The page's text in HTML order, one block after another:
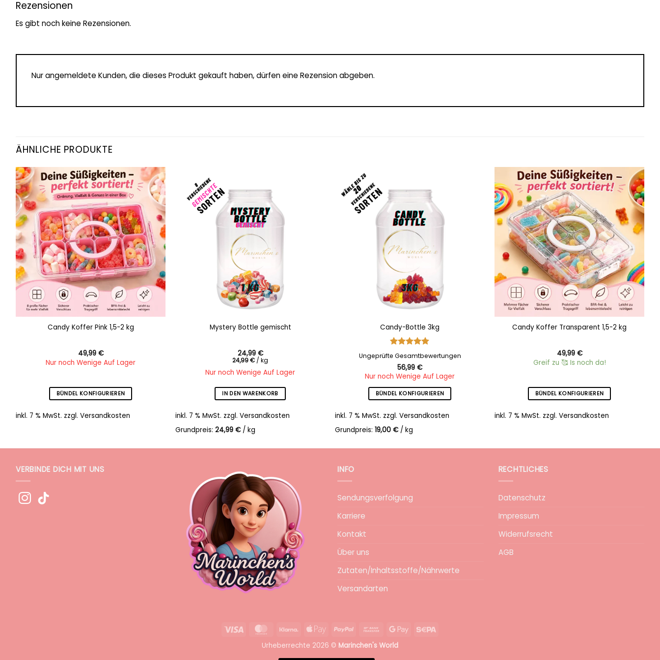
Rezensionen
Es gibt noch keine Rezensionen.
Nur angemeldete Kunden, die dieses Produkt gekauft haben, dürfen eine Rezension abgeben.
ÄHNLICHE PRODUKTE
Add to
wishlist
Candy Koffer Pink 1,5-2 kg
49,99 €
Nur noch Wenige Auf Lager
BÜNDEL KONFIGURIEREN
inkl. 7 % MwSt. zzgl. Versandkosten
Mystery Bottle gemischt
24,99 €
24,99€ / kg
Nur noch Wenige Auf Lager
IN DEN WARENKORB
inkl. 7 % MwSt. zzgl. Versandkosten
Grundpreis: 24,99 €/ kg
Candy-Bottle 3kg
Bewertet
mit5von
Ungeprüfte Gesamtbewertungen
56,99 €
Nur noch Wenige Auf Lager
BÜNDEL KONFIGURIEREN
inkl. 7 % MwSt. zzgl. Versandkosten
Grundpreis: 19,00 €/ kg
Add to
wishlist
Candy Koffer Transparent 1,5-2 kg
49,99 €
Greif zu 🥰 Is noch da!
BÜNDEL KONFIGURIEREN
inkl. 7 % MwSt. zzgl. Versandkosten
VERBINDE DICH MIT UNS INFO
Sendungsverfolgung
Karriere
Kontakt
Über uns
Zutaten/Inhaltsstoffe/Nährwerte
Versandarten
RECHTLICHES
Datenschutz
Impressum
Widerrufsrecht
AGB
Visa MasterCardKlarna
Apple
PayPal
Bank
Google
Urheberrechte 2026 © Marinchen's World